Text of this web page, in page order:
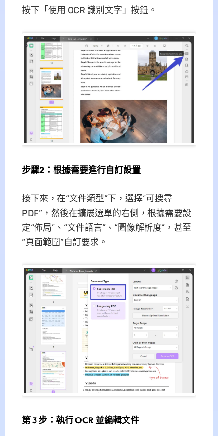
按下「使用 OCR 識別文字」按鈕。
步驟2：根據需要進行自訂設置
接下來，在“文件類型”下，選擇“可搜尋
PDF”，然後在擴展選單的右側，根據需要設
定“佈局”、“文件語言”、“圖像解析度”，甚至
“頁面範圍”自訂要求。
第 3 步：執行 OCR 並編輯文件